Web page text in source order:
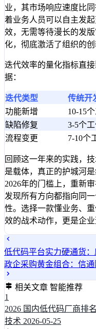
业，其市场响应速度比
着业务人员可以自主发
效，无需等待漫长的发
化，彻底激活了组织的创
迭代效率的量化指标直
据：
迭代类型 传统开
功能新增
10-15
缺陷修复
3-5个工
流程变更
7-10个
回顾这一年来的实践，
是载体，真正的护城河
2026年的门槛上，重新
发现所有方向都指向同
性。选择一款懂业务、
效的战术动作，更是企
低代码平台实力硬通货
政企采购黄金组合：信
相关文章 智能推荐
1
2026 国内低代码厂商排
技术 2026-05-25